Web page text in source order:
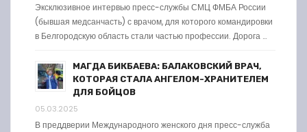
Эксклюзивное интервью пресс-службы СМЦ ФМБА России
(бывшая медсанчасть) с врачом, для которого командировки
в Белгородскую область стали частью профессии. Дорога …
МАГДА БИКБАЕВА: БАЛАКОВСКИЙ ВРАЧ,
КОТОРАЯ СТАЛА АНГЕЛОМ-ХРАНИТЕЛЕМ
ДЛЯ БОЙЦОВ
05.03.2025
В преддверии Международного женского дня пресс-служба